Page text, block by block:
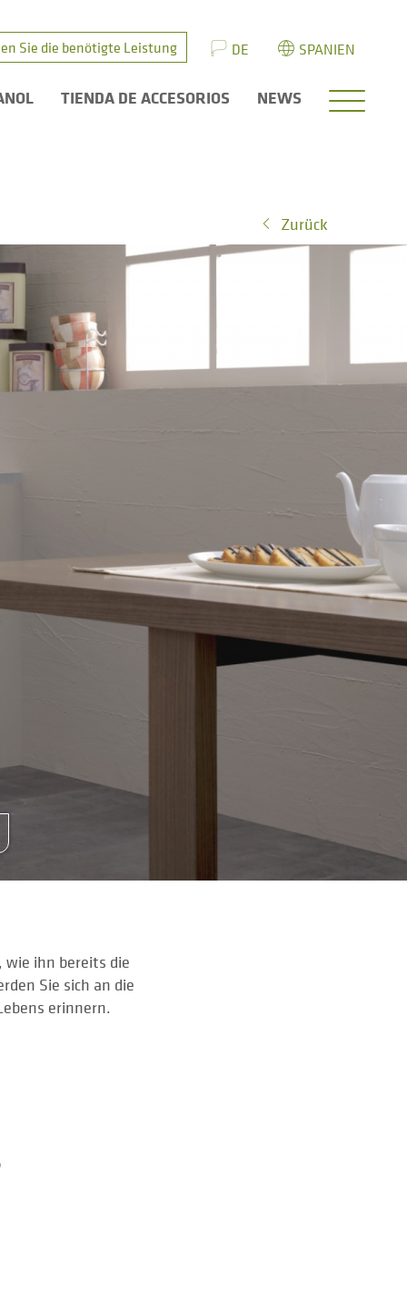
Sie die benötigte Leistung DE SPANIEN
TIENDA DE ACCESORIOS NEWS
Zurück
ihn bereits die
Sie sich an die
erinnern.